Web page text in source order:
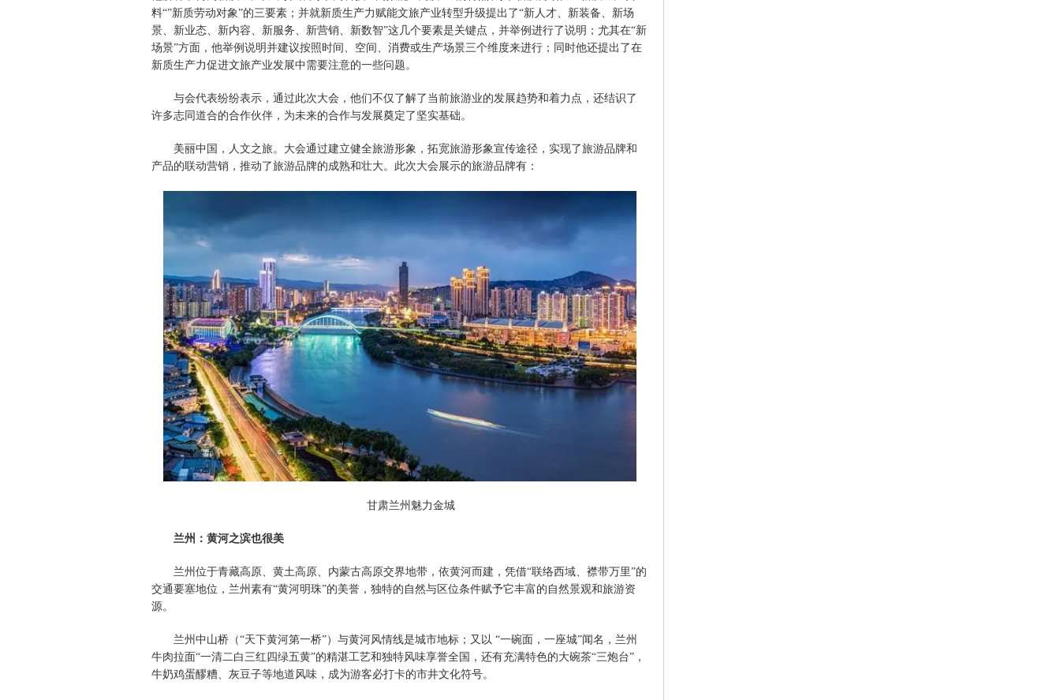
料“”新质劳动对象”的三要素；并就新质生产力赋能文旅产业转型升级提出了“新人才、新装备、新场
景、新业态、新内容、新服务、新营销、新数智”这几个要素是关键点，并举例进行了说明；尤其在“新
场景”方面，他举例说明并建议按照时间、空间、消费或生产场景三个维度来进行；同时他还提出了在
新质生产力促进文旅产业发展中需要注意的一些问题。
与会代表纷纷表示，通过此次大会，他们不仅了解了当前旅游业的发展趋势和着力点，还结识了
许多志同道合的合作伙伴，为未来的合作与发展奠定了坚实基础。
美丽中国，人文之旅。大会通过建立健全旅游形象，拓宽旅游形象宣传途径，实现了旅游品牌和
产品的联动营销，推动了旅游品牌的成熟和壮大。此次大会展示的旅游品牌有：
甘肃兰州魅力金城
兰州：黄河之滨也很美
兰州位于青藏高原、黄土高原、内蒙古高原交界地带，依黄河而建，凭借“联络西域、襟带万里”的
交通要塞地位，兰州素有“黄河明珠”的美誉，独特的自然与区位条件赋予它丰富的自然景观和旅游资
源。
兰州中山桥（“天下黄河第一桥”）与黄河风情线是城市地标；又以 “一碗面，一座城”闻名，兰州
牛肉拉面“一清二白三红四绿五黄”的精湛工艺和独特风味享誉全国，还有充满特色的大碗茶“三炮台”，
牛奶鸡蛋醪糟、灰豆子等地道风味，成为游客必打卡的市井文化符号。